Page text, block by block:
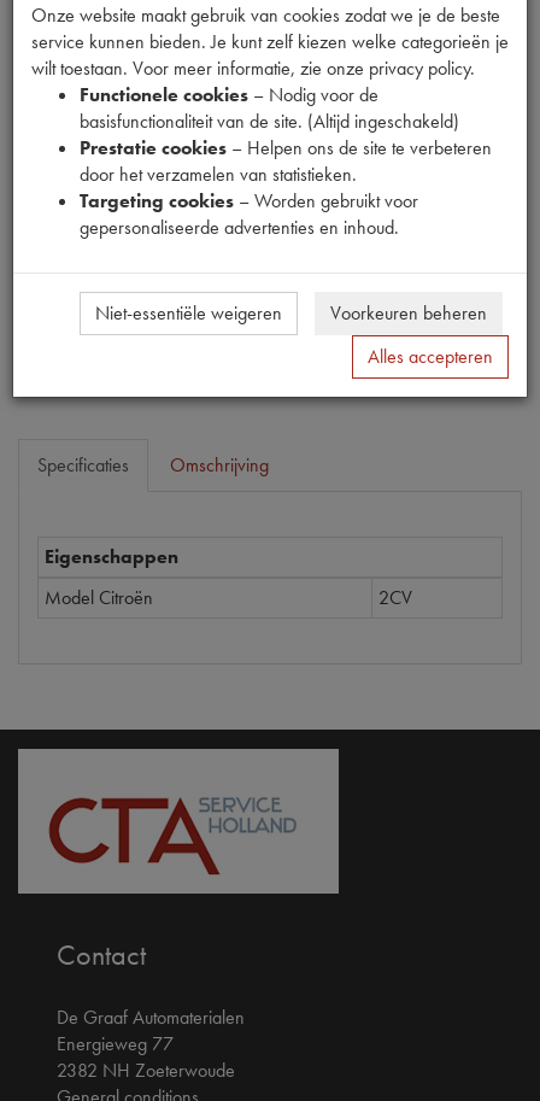
Productnummer
1540016
52 (€0,43excl. btw)
Bestel
Specificaties Omschrijving
Eigenschappen
Model Citroën
2CV
Contact
De Graaf Automaterialen
Energieweg 77
2382 NH Zoeterwoude
Onze website maakt gebruik van cookies zodat we je de beste
service kunnen bieden. Je kunt zelf kiezen welke categorieën je
wilt toestaan. Voor meer informatie, zie onze privacy policy.
Functionele cookies – Nodig voor de
basisfunctionaliteit van de site. (Altijd ingeschakeld)
Prestatie cookies – Helpen ons de site te verbeteren
door het verzamelen van statistieken.
Targeting cookies – Worden gebruikt voor
gepersonaliseerde advertenties en inhoud.
Niet-essentiële weigeren
Voorkeuren beheren
Alles accepteren